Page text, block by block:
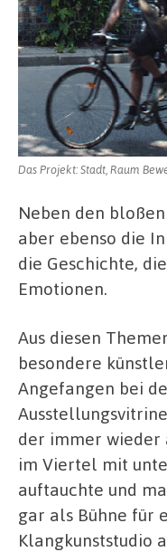
Das Projekt: Stadt, Raum
Neben den
aber ebenso die
die Geschichte,
Emotionen.
Aus diesen
besondere
Angefangen bei
der immer wieder
im Viertel mit
auftauchte und
gar als Bühne für
Klangkunststudio